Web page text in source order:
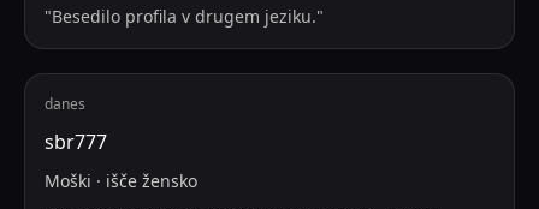
"Besedilo profila v drugem jeziku."
danes
sbr777
Moški · išče žensko